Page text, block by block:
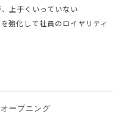
上手くいっていない
強化して社員のロイヤリティ
オープニング